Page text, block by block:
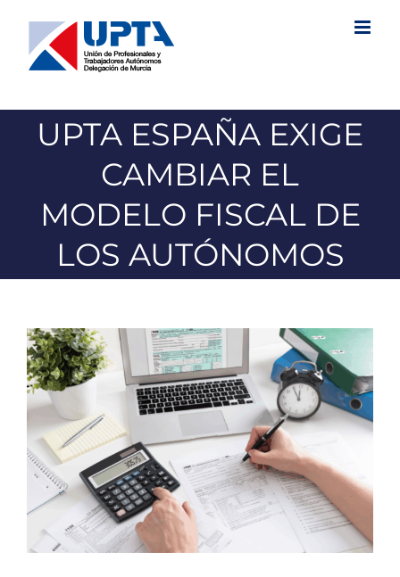
contenido
UPTA ESPAÑA EXIGE
CAMBIAR EL
MODELO FISCAL DE
LOS AUTÓNOMOS
Ver
imagen
más
grande